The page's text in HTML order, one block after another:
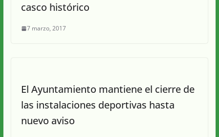
casco histórico
7 marzo, 2017
El Ayuntamiento mantiene el cierre de
las instalaciones deportivas hasta
nuevo aviso